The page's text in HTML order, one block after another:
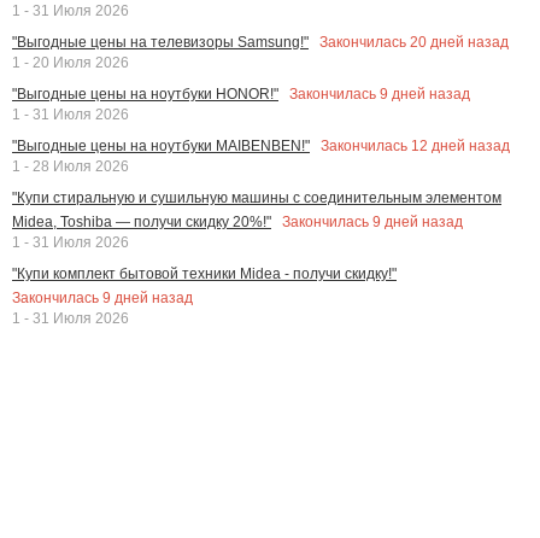
1 - 31 Июля 2026
"Выгодные цены на телевизоры Samsung!"
Закончилась 20 дней назад
1 - 20 Июля 2026
"Выгодные цены на ноутбуки HONOR!"
Закончилась 9 дней назад
1 - 31 Июля 2026
"Выгодные цены на ноутбуки MAIBENBEN!"
Закончилась 12 дней назад
1 - 28 Июля 2026
"Купи стиральную и сушильную машины с соединительным элементом
Midea, Toshiba — получи скидку 20%!"
Закончилась 9 дней назад
1 - 31 Июля 2026
"Купи комплект бытовой техники Midea - получи скидку!"
Закончилась 9 дней назад
1 - 31 Июля 2026